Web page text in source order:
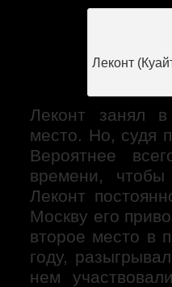
Леконт
Леконт занял
место. Но, судя
Вероятнее
времени,
Леконт
Москву его
второе место в
году,
нем